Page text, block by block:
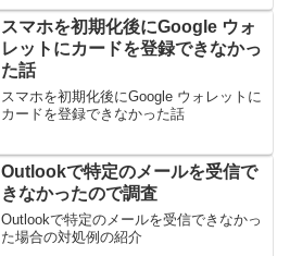
スマホを初期化後にGoogle ウォ
レットにカードを登録できなかっ
た話
スマホを初期化後にGoogle ウォレットに
カードを登録できなかった話
Outlookで特定のメールを受信で
きなかったので調査
Outlookで特定のメールを受信できなかっ
た場合の対処例の紹介